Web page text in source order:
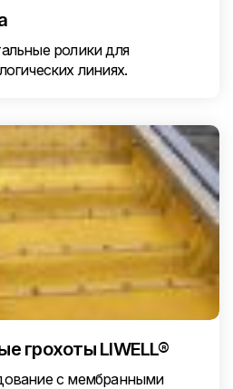
ролики для
линиях.
грохоты LIWELL®
с мембранными